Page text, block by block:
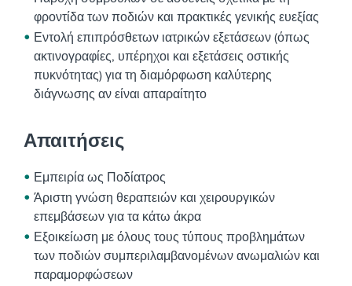
φροντίδα των ποδιών και πρακτικές γενικής ευεξίας
Εντολή επιπρόσθετων ιατρικών εξετάσεων (όπως
ακτινογραφίες, υπέρηχοι και εξετάσεις οστικής
πυκνότητας) για τη διαμόρφωση καλύτερης
διάγνωσης αν είναι απαραίτητο
Απαιτήσεις
Εμπειρία ως Ποδίατρος
Άριστη γνώση θεραπειών και χειρουργικών
επεμβάσεων για τα κάτω άκρα
Εξοικείωση με όλους τους τύπους προβλημάτων
των ποδιών συμπεριλαμβανομένων ανωμαλιών και
παραμορφώσεων